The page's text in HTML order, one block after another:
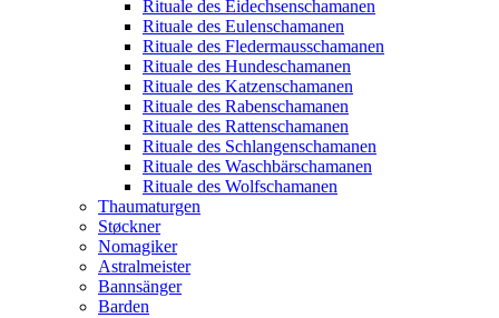
Rituale des Eidechsenschamanen
Rituale des Eulenschamanen
Rituale des Fledermausschamanen
Rituale des Hundeschamanen
Rituale des Katzenschamanen
Rituale des Rabenschamanen
Rituale des Rattenschamanen
Rituale des Schlangenschamanen
Rituale des Waschbärschamanen
Rituale des Wolfschamanen
Thaumaturgen
Støckner
Nomagiker
Astralmeister
Bannsänger
Barden